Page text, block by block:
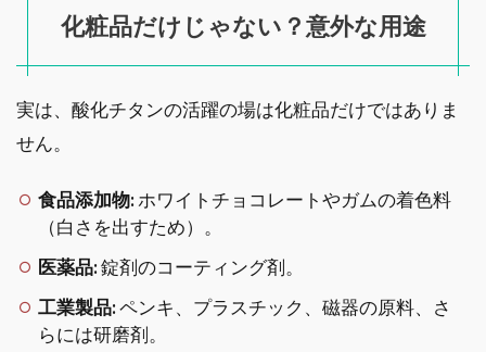
化粧品だけじゃない？意外な用途
実は、酸化チタンの活躍の場は化粧品だけではありま
せん。
食品添加物:ホワイトチョコレートやガムの着色料
（白さを出すため）。
医薬品:錠剤のコーティング剤。
工業製品:ペンキ、プラスチック、磁器の原料、さ
らには研磨剤。